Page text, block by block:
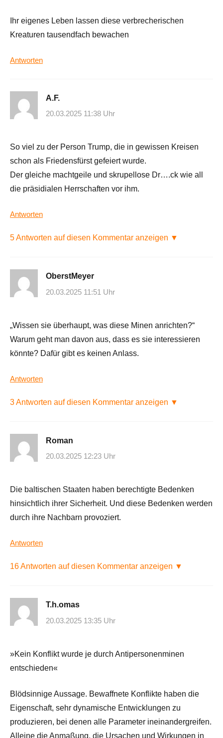
Ihr eigenes Leben lassen diese verbrecherischen
Kreaturen tausendfach bewachen
Antworten
A.F.
20.03.2025 11:38 Uhr
So viel zu der Person Trump, die in gewissen Kreisen
schon als Friedensfürst gefeiert wurde.
Der gleiche machtgeile und skrupellose Dr….ck wie all
die präsidialen Herrschaften vor ihm.
Antworten
5 Antworten auf diesen Kommentar anzeigen ▼
OberstMeyer
20.03.2025 11:51 Uhr
„Wissen sie überhaupt, was diese Minen anrichten?“
Warum geht man davon aus, dass es sie interessieren
könnte? Dafür gibt es keinen Anlass.
Antworten
3 Antworten auf diesen Kommentar anzeigen ▼
Roman
20.03.2025 12:23 Uhr
Die baltischen Staaten haben berechtigte Bedenken
hinsichtlich ihrer Sicherheit. Und diese Bedenken werden
durch ihre Nachbarn provoziert.
Antworten
16 Antworten auf diesen Kommentar anzeigen ▼
T.h.omas
20.03.2025 13:35 Uhr
»Kein Konflikt wurde je durch Antipersonenminen
entschieden«
Blödsinnige Aussage. Bewaffnete Konflikte haben die
Eigenschaft, sehr dynamische Entwicklungen zu
produzieren, bei denen alle Parameter ineinandergreifen.
Alleine die Anmaßung, die Ursachen und Wirkungen in